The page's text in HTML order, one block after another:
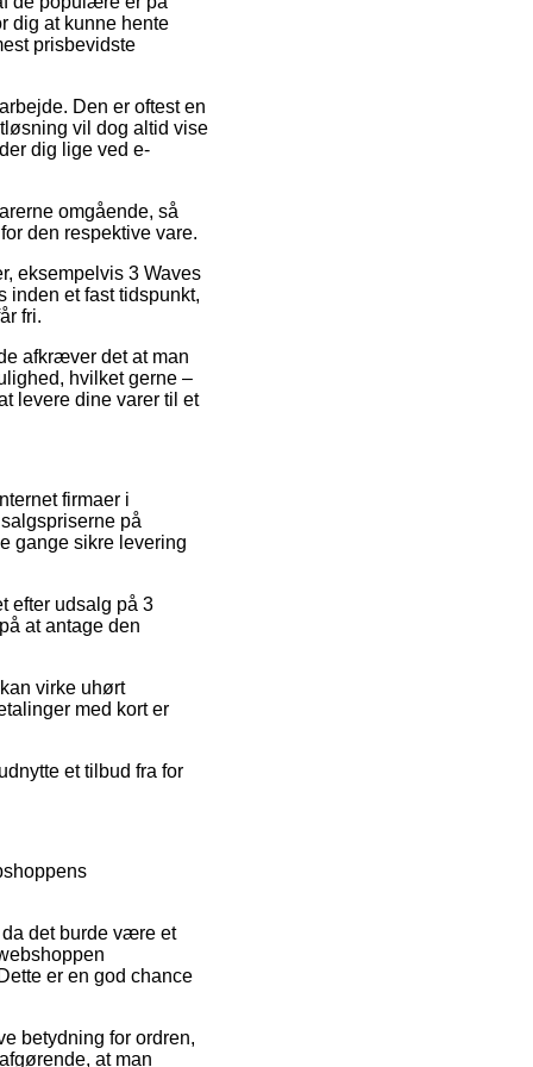
dig at kunne hente
prisbevidste
Den er oftest en
vil dog altid vise
dig lige ved e-
omgående, så
den respektive vare.
eksempelvis 3 Waves
inden et fast tidspunkt,
fri.
afkræver det at man
hvilket gerne –
levere dine varer til et
firmaer i
på
gange sikre levering
efter udsalg på 3
at antage den
virke uhørt
med kort er
et tilbud fra for
det burde være et
er en god chance
betydning for ordren,
at man